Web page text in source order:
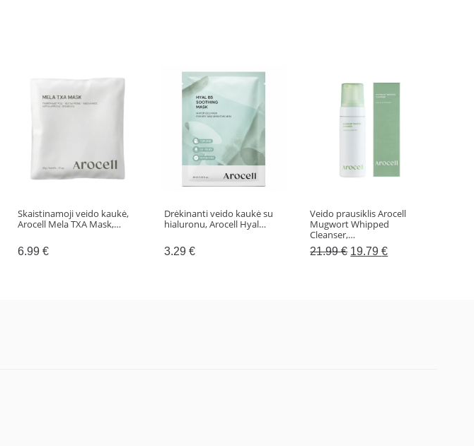
Skaistinamoji veido kaukė,
Arocell Mela TXA Mask,…
6.99 €
Drėkinanti veido kaukė su
hialuronu, Arocell Hyal…
3.29 €
Veido prausiklis Arocell
Mugwort Whipped
Cleanser,…
21.99€ Original
19.79€Current